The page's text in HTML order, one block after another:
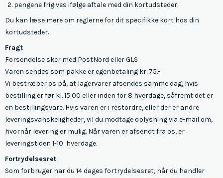
pengene frigives ifølge aftale med din kortudsteder.
Du kan læse mere om reglerne for dit specifikke kort hos din
kortudsteder.
Fragt
Forsendelse sker med PostNord eller GLS
Varen sendes som pakke er egenbetaling kr. 75.-.
Vi bestræber os på, at lagervarer afsendes samme dag, hvis
bestilling er før kl. 15:00 eller inden for 8 hverdage, såfremt det er
en bestillingsvare. Hvis varen er i restordre, eller der er andre
leveringsvanskeligheder, vil du modtage oplysning via e-mail om,
hvornår levering er mulig. Når varen er afsendt fra os, er
leveringstiden 1-10 hverdage.
Fortrydelsesret
Som forbruger har du 14 dages fortrydelsesret, når du handler